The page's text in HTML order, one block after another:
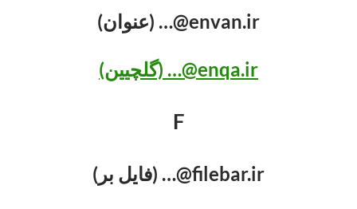
envan.ir@… (عنوان)
enqa.ir@… (گلچیین)
F
filebar.ir@… (فایل بر)